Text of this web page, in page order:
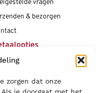
zorgen dat onze
vragen
& bezorgen
media